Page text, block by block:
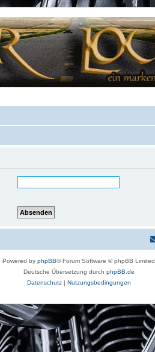
Powered by phpBB® Forum Software © phpBB Limited
Deutsche Übersetzung durch phpBB.de
Datenschutz| Nutzungsbedingungen